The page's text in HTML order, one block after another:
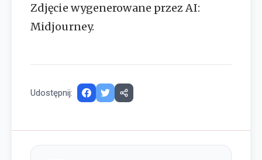
Zdjęcie wygenerowane przez AI:
Midjourney.
Udostępnij: